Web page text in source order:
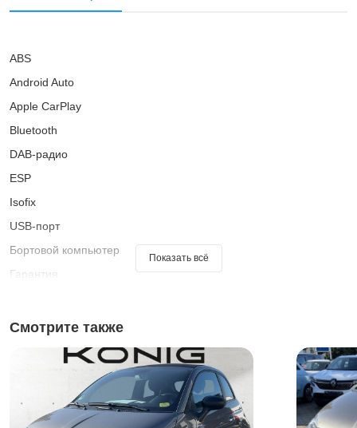
ABS
Android Auto
Apple CarPlay
Bluetooth
DAB-радио
ESP
Isofix
USB-порт
Бортовой компьютер
Гарантия
Кожаный руль
Комплект громкой связи
Круиз-контроль
Новая услуга
Показать всё
Смотрите также